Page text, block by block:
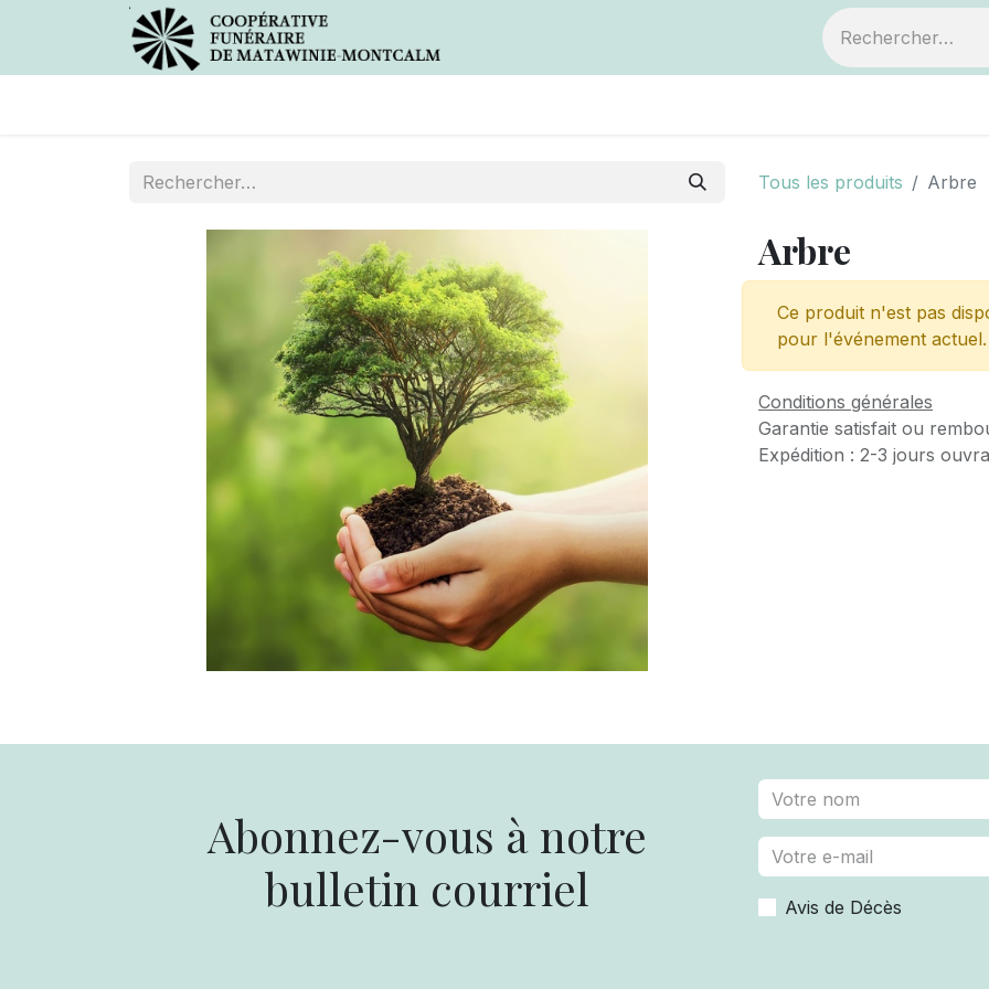
Tous les produits Arbre
Arbre
Ce produit n'est pas
pour l'événement actuel.
Conditions générales
Garantie satisfait ou
Expédition : 2-3 jours
Abonnez-vous à notre
bulletin courriel
Avis de Décès